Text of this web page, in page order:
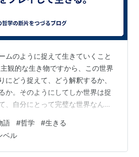
ムのように捉えて生きていくこと
観的な生き物ですから、この世界
にどう捉えて、どう解釈するか、
か。そのようにしてしか世界は捉
、自分にとって完璧な世界なんて
り取り、自分なりの世界とする
す。 自分の設定するゲームはひと
くつ持っていてもいいんです。あ
語 #哲学 #生きる
ベル